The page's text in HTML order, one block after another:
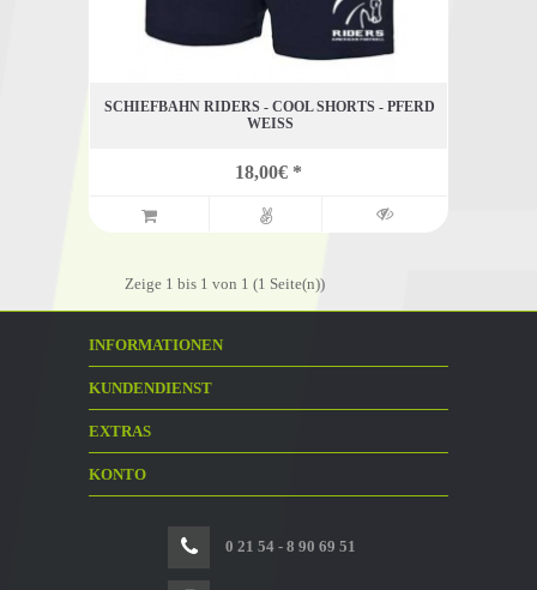
SCHIEFBAHN RIDERS - COOL SHORTS - PFERD
WEISS
18,00€ *
Zeige 1 bis 1 von 1 (1 Seite(n))
INFORMATIONEN
KUNDENDIENST
EXTRAS
KONTO
0 21 54 - 8 90 69 51